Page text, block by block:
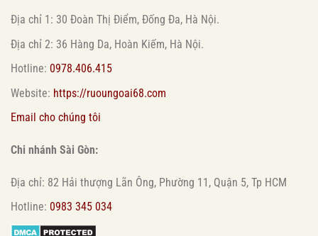
Địa chỉ 1: 30 Đoàn Thị Điểm, Đống Đa, Hà Nội.
Địa chỉ 2: 36 Hàng Da, Hoàn Kiếm, Hà Nội.
Hotline: 0978.406.415
Website: https://ruoungoai68.com
Email cho chúng tôi
Chi nhánh Sài Gòn:
Địa chỉ: 82 Hải thượng Lãn Ông, Phường 11, Quận 5, Tp HCM
Hotline: 0983 345 034